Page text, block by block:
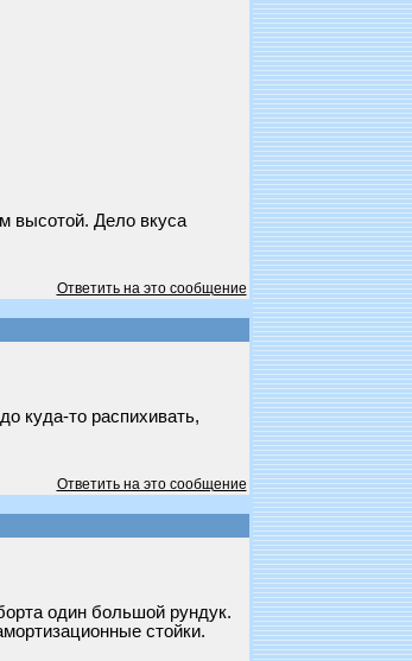
высотой. Дело вкуса
Ответить на это сообщение
куда-то распихивать,
Ответить на это сообщение
один большой рундук.
стойки.